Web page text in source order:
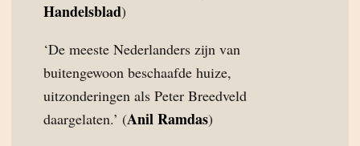
Handelsblad)
‘De meeste Nederlanders zijn van
buitengewoon beschaafde huize,
uitzonderingen als Peter Breedveld
daargelaten.’ (Anil Ramdas)